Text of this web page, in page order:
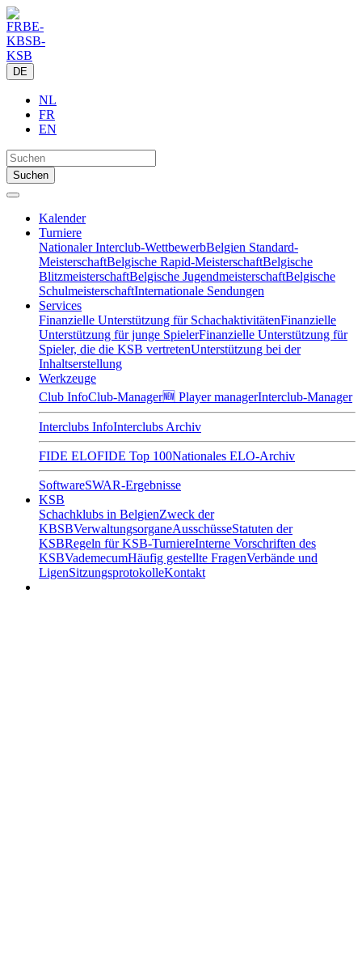
DE
NL
FR
EN
Kalender
Turniere
Nationaler Interclub-WettbewerbBelgien Standard-
MeisterschaftBelgische Rapid-MeisterschaftBelgische
BlitzmeisterschaftBelgische JugendmeisterschaftBelgische
SchulmeisterschaftInternationale Sendungen
Services
Finanzielle Unterstützung für SchachaktivitätenFinanzielle
Unterstützung für junge SpielerFinanzielle Unterstützung für
Spieler, die die KSB vertretenUnterstützung bei der
Inhaltserstellung
Werkzeuge
Club InfoClub-Manager🆕 Player managerInterclub-Manager
Interclubs InfoInterclubs Archiv
FIDE ELOFIDE Top 100Nationales ELO-Archiv
SoftwareSWAR-Ergebnisse
KSB
Schachklubs in BelgienZweck der
KBSBVerwaltungsorganeAusschüsseStatuten der
KSBRegeln für KSB-TurniereInterne Vorschriften des
KSBVademecumHäufig gestellte FragenVerbände und
LigenSitzungsprotokolleKontakt